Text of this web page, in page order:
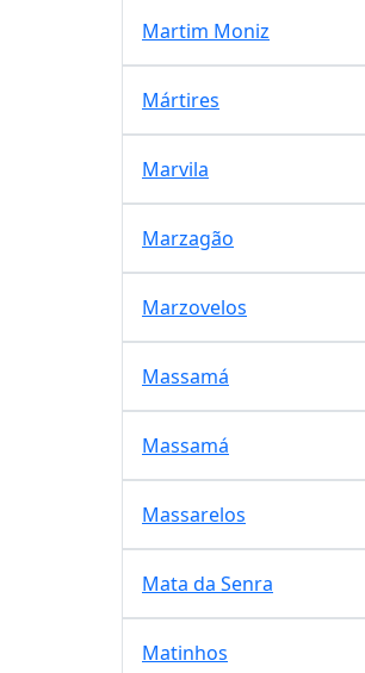
Martim Moniz
Mártires
Marvila
Marzagão
Marzovelos
Massamá
Massamá
Massarelos
Mata da Senra
Matinhos